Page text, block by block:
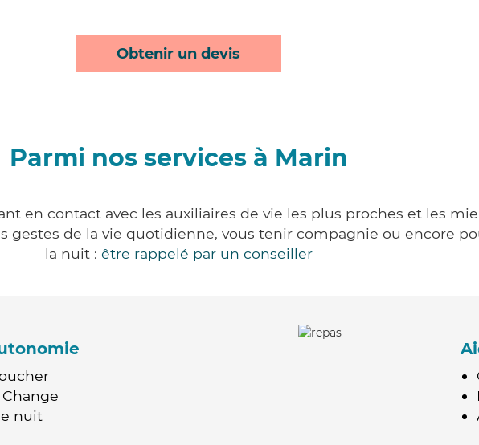
Obtenir un devis
Parmi nos services à Marin
en contact avec les auxiliaires de vie les plus proches et les
gestes de la vie quotidienne, vous tenir compagnie ou encore
la nuit : être rappelé par un conseiller
nuit